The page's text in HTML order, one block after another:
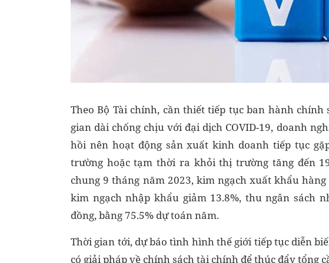
Theo Bộ Tài chính, cần thiết tiếp tục ban hành
gian dài chống chịu với đại dịch COVID-19, doanh
hồi nên hoạt động sản xuất kinh doanh tiếp tục
trường hoặc tạm thời ra khỏi thị trường tăng đến
chung 9 tháng năm 2023, kim ngạch xuất khẩu
kim ngạch nhập khẩu giảm 13.8%, thu ngân sách
đồng, bằng 75.5% dự toán năm.
Thời gian tới, dự báo tình hình thế giới tiếp tục diễn
có giải pháp về chính sách tài chính để thúc đẩy tổng